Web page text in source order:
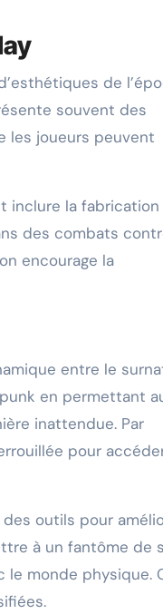
de
souvent des
les joueurs peuvent
inclure la fabrication
des combats
encourage la
entre le
en permettant
inattendue. Par
pour
outils pour
à un fantôme de
le monde physique.